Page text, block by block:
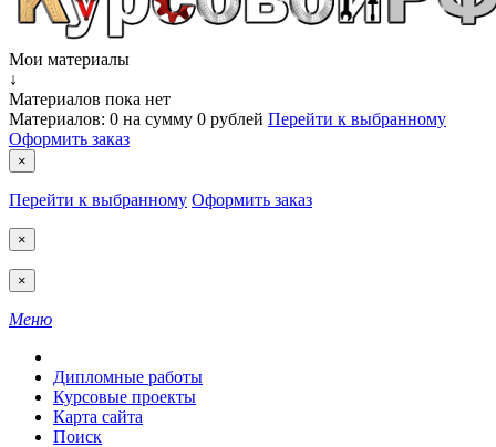
Мои материалы
↓
Материалов пока нет
Материалов: 0 на сумму 0 рублей Перейти к выбранному
Оформить заказ
×
Перейти к выбранному Оформить заказ
×
×
Меню
Дипломные работы
Курсовые проекты
Карта сайта
Поиск